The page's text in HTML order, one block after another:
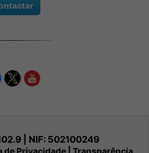
| NIF: 502100249
de Privacidade| Transparência